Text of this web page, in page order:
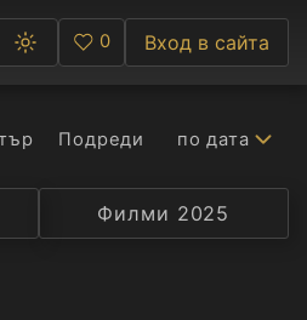
Превключване
между
светла
Любими
0 Вход в сайта
Подреди по дата
Превод Актьор
Филми 2025